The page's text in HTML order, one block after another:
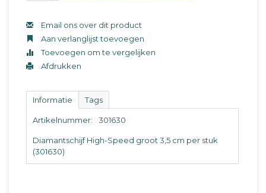
Email ons over dit product
Aan verlanglijst toevoegen
Toevoegen om te vergelijken
Afdrukken
Informatie Tags
Artikelnummer: 301630
Diamantschijf High-Speed groot 3,5 cm per stuk
(301630)